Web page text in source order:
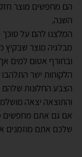
הם מחפשים מוצר
השנה.
מבלגיה מוצר שבקיץ
ובחורף אטום למים
הלקוחות ישר התלהבו
הצבע החלונות שלהם
והתוצאה יצאה
אם גם אתם מחפשים
שלכם אתם מוזמנים